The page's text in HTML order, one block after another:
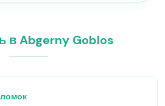
в Abgerny Goblos